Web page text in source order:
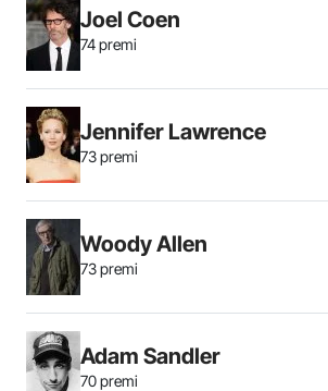
Joel Coen
74 premi
Jennifer Lawrence
73 premi
Woody Allen
73 premi
Adam Sandler
70 premi